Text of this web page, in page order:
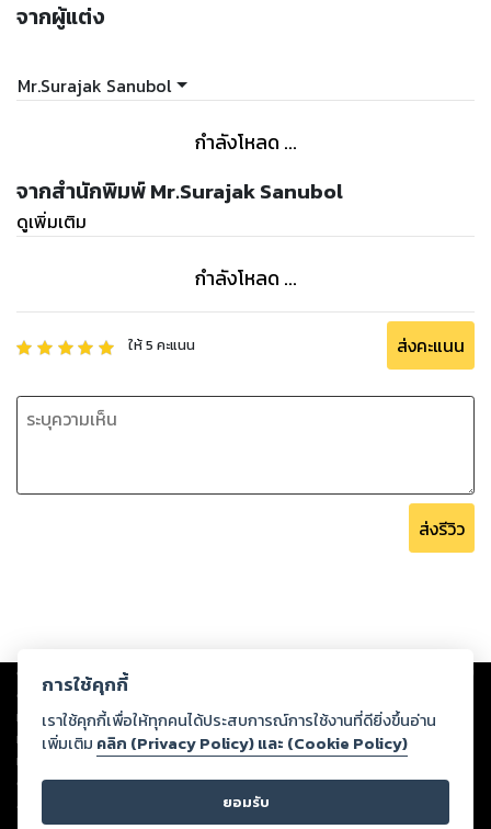
ออกจาก ถ้ำที่มืดมิด
หนังสือเล่มนี้ จะบอกให้คุณได้รู้ว่า วิทยาศาสตร์ และ ศิลปะ สามารถ
แต่ อย่าเพิ่งรีบเชื่อในสิ่งที่ฉันเขียน เพราะทุกสิ่งอาจจะไม่เป็นไปตาม
ที่ฉันเขียนหรือตามที่คุณคาดหวัง
ฉัน ไม่สามารถรับประกัน ได้ว่า ความรู้ในการนวดกดจุดเพื่อบำบัด
โรคของฉัน จะก่อให้เกิดผลลัพธ์ในการบำบัดที่มีประสิทธิภาพ
สำหรับคุณ เพราะยังมีปัจจัยหลายอย่างที่เกี่ยวข้อง เช่น
พฤติกรรมการใช้ชีวิต การกินอยู่หลับนอน ออกกำลังกายฯ
หนังสือเล่มนี้ แตกต่างจากหนังสือทั่วไป อย่างไร ?
หนังสือเล่มนี้ เขียนขึ้นจากการเก็บรวบรวมข้อมูลเกี่ยวกับการนวด
กดจุดสะท้อนเพื่อบำบัดโรค และจากประสบการณ์จริงในการนวด
กดจุด เพื่อบำบัดโรคของฉัน คนใกล้ตัวฉัน ซึ่งหากเป็นโรคหรือ
อาการ ไม่รุนแรง เช่น ปวดหัว วิงเวียน เป็นลม ไข้หวัด ผลการ
1) คุณจะได้รับรู้ความลับของศาสตร์และศิลป์แห่งการนวดกดจุด
Mr.Surajak Sanubol
จากผู้แต่ง
Mr.Surajak Sanubol
กำลังโหลด ...
จากสำนักพิมพ์ Mr.Surajak Sanubol
ดูเพิ่มเติม
กำลังโหลด ...
ให้5 คะแนน ส่งคะแนน
ส่งรีวิว
Copyright © 2026
ต่อผลงานหรือเนื้อหาใดที่อัปโหลดผ่านเว็บไซต์และปรากฏว่าละเมิดสิทธิใน
ทรัพย์สินทางปัญญาของบุคคลอื่นหรือขัดต่อกฎหมายและศีลธรรม ดังนั้น ผู้อ่าน
ทุกท่านโปรดใช้วิจารณญาณในการกลั่นกรองด้วยตนเอง และหากท่านพบว่าส่วน
หนึ่งส่วนใดขัดต่อกฎหมายและศีลธรรม กรุณาแจ้งมายังบริษัท เพื่อทีมงานจะได้
ดำเนินการในทันที ทั้งนี้ ทางสตอรี่ล็อกขอสงวนลิขสิทธิ์ตามพระราชบัญญัติ
ลิขสิทธิ์ พ.ศ. 2537 (ฉบับล่าสุด)
การใช้คุกกี้
เราใช้คุกกี้เพื่อให้ทุกคนได้ประสบการณ์การใช้งานที่ดียิ่งขึ้นอ่าน
เพิ่มเติม คลิก (Privacy Policy) และ (Cookie Policy)
ยอมรับ